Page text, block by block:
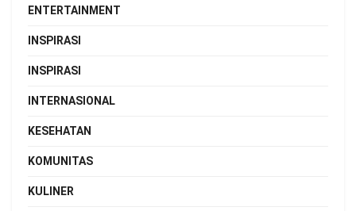
ENTERTAINMENT
INSPIRASI
INSPIRASI
INTERNASIONAL
KESEHATAN
KOMUNITAS
KULINER